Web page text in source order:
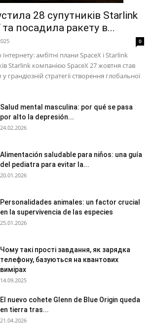
28 супутників Starlink
та посадила ракету в...
0
амбітні плани SpaceX і Starlink
Starlink компанією SpaceX 27 жовтня став
стратегії створення глобальної
Salud mental masculina: por qué se pasa
por alto la depresión...
24.02.2026
Alimentación saludable para niños: una guía
del pediatra para evitar la...
20.01.2026
Personalidades animales: un factor crucial
en la supervivencia de las especies
25.01.2026
Чому такі прості завдання, як зарядка
телефону, базуються на квантових
вимірах
14.09.2025
El nuevo cohete Glenn de Blue Origin queda
en tierra tras...
21.04.2026